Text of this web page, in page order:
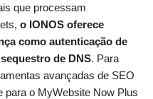
que processam
o IONOS oferece
como autenticação de
de DNS. Para
avançadas de SEO
para o MyWebsite Now Plus